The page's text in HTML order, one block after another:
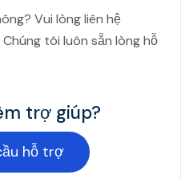
Vui lòng liên hệ
Chúng tôi luôn sẵn lòng hỗ
trợ giúp?
hỗ trợ